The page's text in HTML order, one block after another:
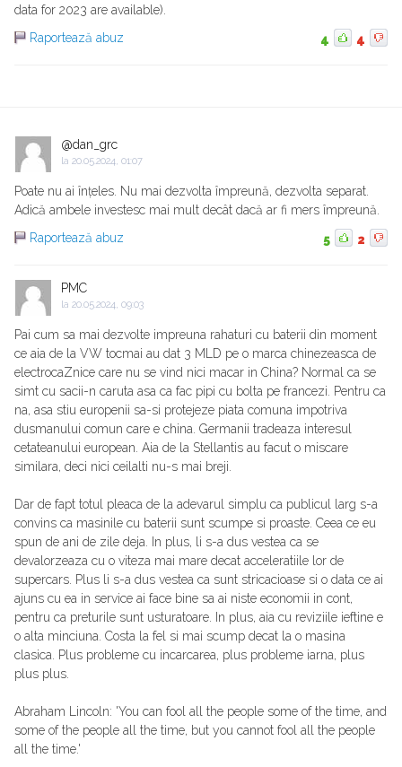
data for 2023 are available).
Raportează abuz
4 4
@dan_grc
la 20.05.2024, 01:07
Poate nu ai înțeles. Nu mai dezvolta împreună, dezvolta separat.
Adică ambele investesc mai mult decât dacă ar fi mers împreună.
Raportează abuz
5 2
PMC
la 20.05.2024, 09:03
Pai cum sa mai dezvolte impreuna rahaturi cu baterii din moment
ce aia de la VW tocmai au dat 3 MLD pe o marca chinezeasca de
electrocaZnice care nu se vind nici macar in China? Normal ca se
simt cu sacii-n caruta asa ca fac pipi cu bolta pe francezi. Pentru ca
na, asa stiu europenii sa-si protejeze piata comuna impotriva
dusmanului comun care e china. Germanii tradeaza interesul
cetateanului european. Aia de la Stellantis au facut o miscare
similara, deci nici ceilalti nu-s mai breji.
Dar de fapt totul pleaca de la adevarul simplu ca publicul larg s-a
convins ca masinile cu baterii sunt scumpe si proaste. Ceea ce eu
spun de ani de zile deja. In plus, li s-a dus vestea ca se
devalorzeaza cu o viteza mai mare decat acceleratiile lor de
supercars. Plus li s-a dus vestea ca sunt stricacioase si o data ce ai
ajuns cu ea in service ai face bine sa ai niste economii in cont,
pentru ca preturile sunt usturatoare. In plus, aia cu reviziile ieftine e
o alta minciuna. Costa la fel si mai scump decat la o masina
clasica. Plus probleme cu incarcarea, plus probleme iarna, plus
plus plus.
Abraham Lincoln: 'You can fool all the people some of the time, and
some of the people all the time, but you cannot fool all the people
all the time.'